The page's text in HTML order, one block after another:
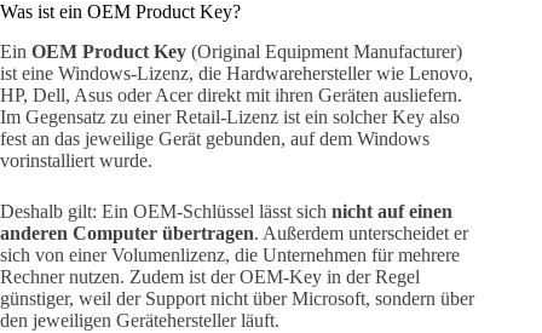
Was ist ein OEM Product Key?
Ein OEM Product Key (Original Equipment Manufacturer)
ist eine Windows-Lizenz, die Hardwarehersteller wie Lenovo,
HP, Dell, Asus oder Acer direkt mit ihren Geräten ausliefern.
Im Gegensatz zu einer Retail-Lizenz ist ein solcher Key also
fest an das jeweilige Gerät gebunden, auf dem Windows
vorinstalliert wurde.
Deshalb gilt: Ein OEM-Schlüssel lässt sich nicht auf einen
anderen Computer übertragen. Außerdem unterscheidet er
sich von einer Volumenlizenz, die Unternehmen für mehrere
Rechner nutzen. Zudem ist der OEM-Key in der Regel
günstiger, weil der Support nicht über Microsoft, sondern über
den jeweiligen Gerätehersteller läuft.